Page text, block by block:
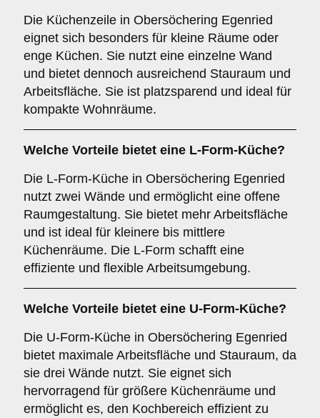
Die Küchenzeile in Obersöchering Egenried
eignet sich besonders für kleine Räume oder
enge Küchen. Sie nutzt eine einzelne Wand
und bietet dennoch ausreichend Stauraum und
Arbeitsfläche. Sie ist platzsparend und ideal für
kompakte Wohnräume.
Welche Vorteile bietet eine L-Form-Küche?
Die L-Form-Küche in Obersöchering Egenried
nutzt zwei Wände und ermöglicht eine offene
Raumgestaltung. Sie bietet mehr Arbeitsfläche
und ist ideal für kleinere bis mittlere
Küchenräume. Die L-Form schafft eine
effiziente und flexible Arbeitsumgebung.
Welche Vorteile bietet eine U-Form-Küche?
Die U-Form-Küche in Obersöchering Egenried
bietet maximale Arbeitsfläche und Stauraum, da
sie drei Wände nutzt. Sie eignet sich
hervorragend für größere Küchenräume und
ermöglicht es, den Kochbereich effizient zu